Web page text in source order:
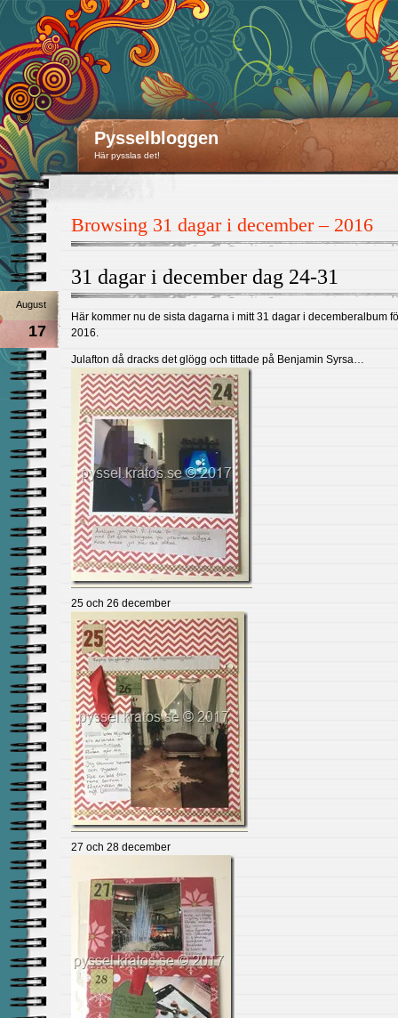
Pysselbloggen
Här pysslas det!
Browsing 31 dagar i december – 2016
31 dagar i december dag 24-31
August
17
Här kommer nu de sista dagarna i mitt 31 dagar i decemberalbum
2016.
Julafton då dracks det glögg och tittade på Benjamin Syrsa…
25 och 26 december
27 och 28 december